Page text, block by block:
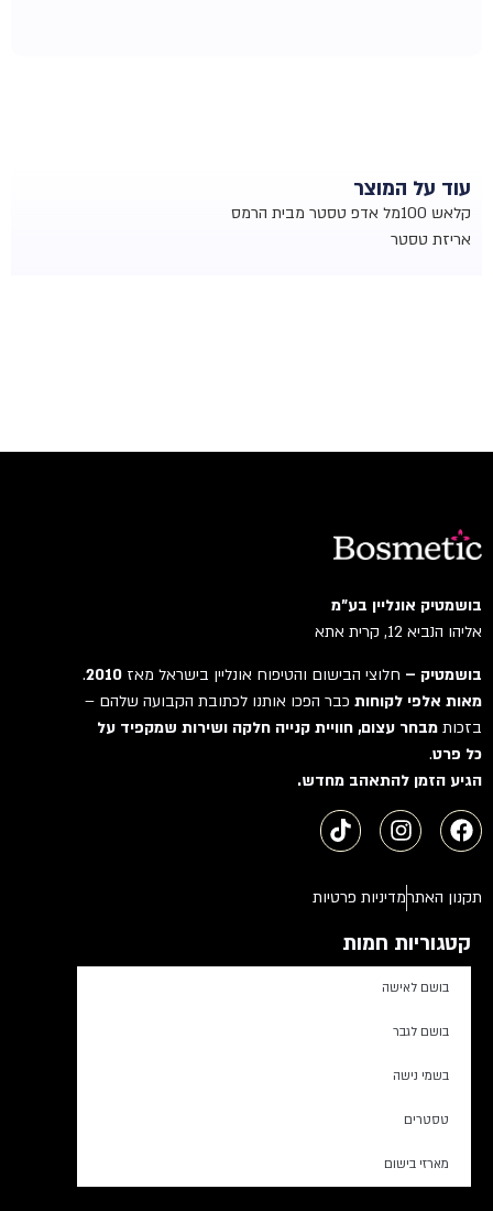
עוד על המוצר
קלאש 100מל אדפ טסטר מבית הרמס
אריזת טסטר
בושמטיק אונליין בע"מ
אליהו הנביא 12, קרית אתא
בושמטיק –חלוצי הבישום והטיפוח אונליין בישראל מאז2010
.
מאות אלפי לקוחותכבר הפכו אותנו לכתובת הקבועה שלהם –
בזכותמבחר עצום, חוויית קנייה חלקה ושירות שמקפיד על
כל פרט.
הגיע הזמן להתאהב מחדש.
תקנון האתרמדיניות פרטיות
קטגוריות חמות
בושם לאישה
בושם לגבר
בשמי נישה
טסטרים
מארזי בישום